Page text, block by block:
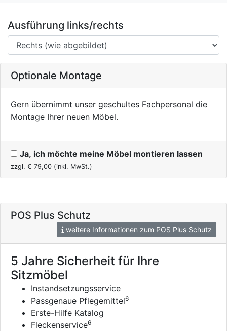
Ausführung links/rechts
Optionale Montage
Gern übernimmt unser geschultes Fachpersonal die
Montage Ihrer neuen Möbel.
Ja, ich möchte meine Möbel montieren lassen
zzgl. € 79,00 (inkl. MwSt.)
POS Plus Schutz
weitere Informationen zum POS Plus Schutz
5 Jahre Sicherheit für Ihre
Sitzmöbel
Instandsetzungsservice
Passgenaue Pflegemittel6
Erste-Hilfe Katalog
Fleckenservice6